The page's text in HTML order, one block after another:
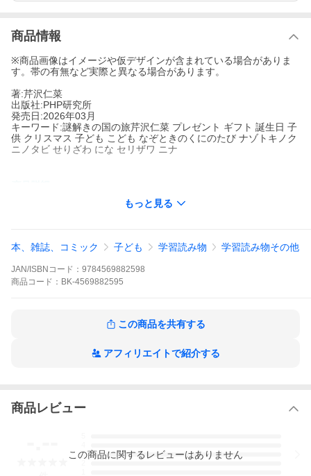
商品情報
※商品画像はイメージや仮デザインが含まれている場合がありま
す。帯の有無など実際と異なる場合があります。
著:芹沢仁菜
出版社:PHP研究所
発売日:2026年03月
キーワード:謎解きの国の旅芹沢仁菜 プレゼント ギフト 誕生日 子
供 クリスマス 子ども こども なぞときのくにのたび ナゾトキノク
ニノタビ せりざわ にな セリザワ ニナ
リー！クイズ×小説が１冊で両方楽しめる！気づくと見知らぬ街へ
迷いこんでいた主人公。その街は、暮らしの中に謎解きが溶けこ
んだ不思議な場所だった。元の世界に戻る手がかりを求めて、旅
を続ける主人公に次々と「謎」が立ちはだかる―。
もっと見る
本、雑誌、コミック 子ども 学習読み物 学習読み物その他
JAN/ISBNコード： 9784569882598
商品 コード： BK-4569882595
この商品を共有する
アフィリエイトで紹介する
商品レビュー
3
この商品に関するレビューはありません